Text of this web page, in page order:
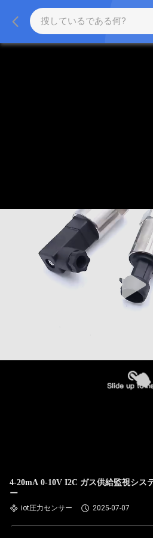
4-20mA 0-10V I2C ガス供給監視シス
ー
iot圧力センサー 2025-07-07